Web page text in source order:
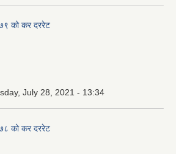
को कर दररेट
July 28, 2021 - 13:34
को कर दररेट